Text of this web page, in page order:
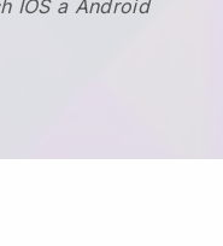
IOS a Android